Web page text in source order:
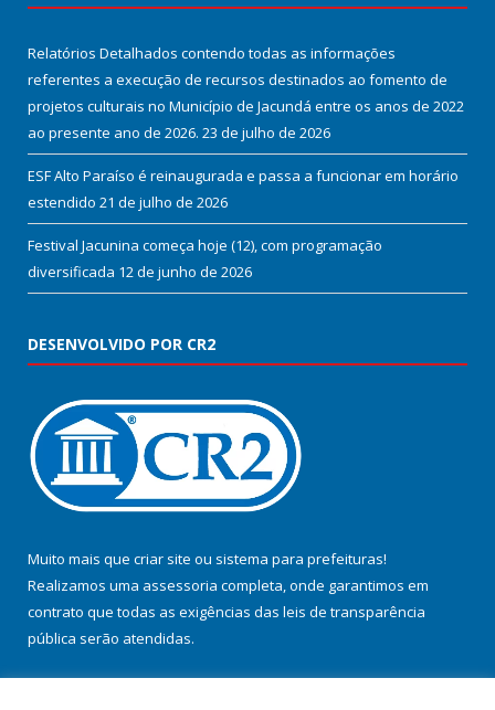
Relatórios Detalhados contendo todas as informações
referentes a execução de recursos destinados ao fomento de
projetos culturais no Município de Jacundá entre os anos de 2022
ao presente ano de 2026. 23 de julho de 2026
ESF Alto Paraíso é reinaugurada e passa a funcionar em horário
estendido 21 de julho de 2026
Festival Jacunina começa hoje (12), com programação
diversificada 12 de junho de 2026
DESENVOLVIDO POR CR2
Muito mais que criar site ou sistema para prefeituras!
Realizamos uma assessoria completa, onde garantimos em
contrato que todas as exigências das leis de transparência
pública serão atendidas.